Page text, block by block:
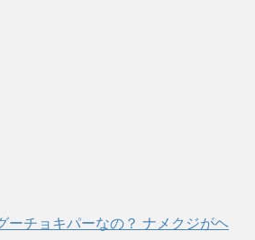
ーチョキパーなの？ ナメクジがヘ